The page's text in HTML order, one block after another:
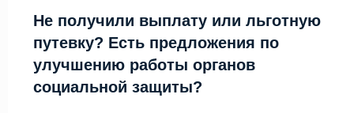
Не получили выплату или льготную
путевку? Есть предложения по
улучшению работы органов
социальной защиты?